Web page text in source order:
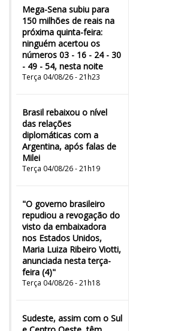
Mega-Sena subiu para
150 milhões de reais na
próxima quinta-feira:
ninguém acertou os
números 03 - 16 - 24 - 30
- 49 - 54, nesta noite
Terça 04/08/26 - 21h23
Brasil rebaixou o nível
das relações
diplomáticas com a
Argentina, após falas de
Milei
Terça 04/08/26 - 21h19
"O governo brasileiro
repudiou a revogação do
visto da embaixadora
nos Estados Unidos,
Maria Luiza Ribeiro Viotti,
anunciada nesta terça-
feira (4)"
Terça 04/08/26 - 21h18
Sudeste, assim com o Sul